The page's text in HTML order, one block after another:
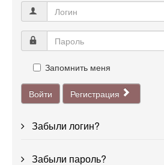
Запомнить меня
Войти Регистрация
Забыли логин?
Забыли пароль?